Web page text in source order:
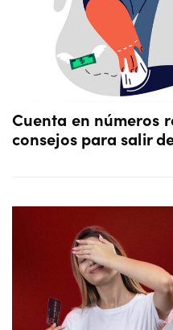
Cuenta en números
consejos para salir